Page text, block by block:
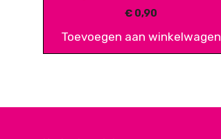
€0,90
Toevoegen aan winkelwagen